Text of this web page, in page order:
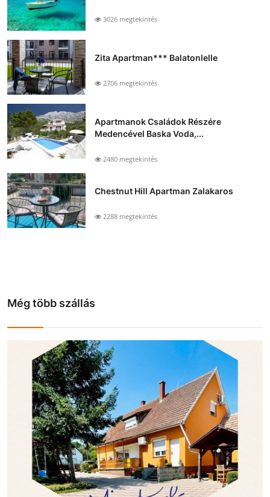
3026 megtekintés
Zita Apartman*** Balatonlelle
2706 megtekintés
Apartmanok Családok Részére
Medencével Baska Voda,...
2480 megtekintés
Chestnut Hill Apartman Zalakaros
2288 megtekintés
Még több szállás